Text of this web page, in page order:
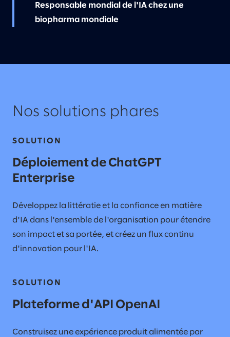
Responsable mondial de l'IA chez une
biopharma mondiale
Nos solutions phares
SOLUTION
Déploiement de ChatGPT
Enterprise​
Développez la littératie et la confiance en matière
d'IA dans l'ensemble de l'organisation pour étendre
son impact et sa portée, et créez un flux continu
d'innovation pour l'IA.
SOLUTION
Plateforme d'API OpenAI
Construisez une expérience produit alimentée par